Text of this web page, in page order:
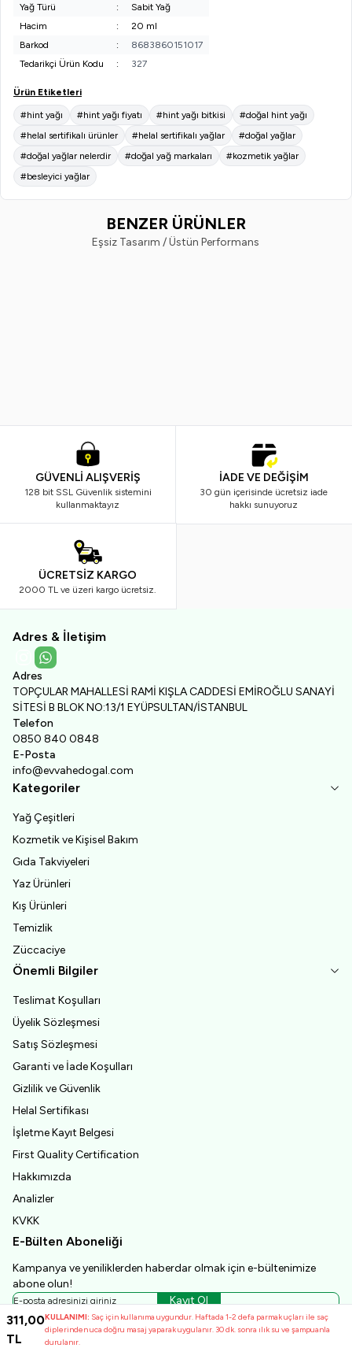
311,00
TL
KULLANIMI: Saç için kullanıma uygundur. Haftada 1-2 defa parmak uçları ile saç
diplerinden uca doğru masaj yaparak uygulanır. 30 dk. sonra ılık su ve şampuanla
durulanır.
Yağ Türü
:
Sabit Yağ
Hacim
:
20 ml
Barkod
:
8683860151017
Tedarikçi Ürün Kodu
: 327
Ürün Etiketleri
#hint yağı #hint yağı fiyatı #hint yağı bitkisi
#doğal hint yağı
#helal sertifikalı ürünler
#helal sertifikalı yağlar
#doğal yağlar
#doğal yağlar nelerdir
#doğal yağ markaları
#kozmetik yağlar
#besleyici yağlar
BENZER ÜRÜNLER
Eşsiz Tasarım / Üstün Performans
GÜVENLİ ALIŞVERİŞ
128 bit SSL Güvenlik sistemini
kullanmaktayız
İADE VE DEĞİŞİM
30 gün içerisinde ücretsiz iade
hakkı sunuyoruz
ÜCRETSİZ KARGO
2000 TL ve üzeri kargo ücretsiz.
Adres & İletişim
Adres
TOPÇULAR MAHALLESİ RAMİ KIŞLA CADDESİ EMİROĞLU SANAYİ
SİTESİ B BLOK NO:13/1 EYÜPSULTAN/İSTANBUL
Telefon
0850 840 0848
E-Posta
info@evvahedogal.com
Instagram
WhatsApp
Kategoriler
Yağ Çeşitleri
Kozmetik ve Kişisel Bakım
Gıda Takviyeleri
Yaz Ürünleri
Kış Ürünleri
Temizlik
Züccaciye
Önemli Bilgiler
Teslimat Koşulları
Üyelik Sözleşmesi
Satış Sözleşmesi
Garanti ve İade Koşulları
Gizlilik ve Güvenlik
Helal Sertifikası
İşletme Kayıt Belgesi
First Quality Certification
Hakkımızda
Analizler
KVKK
E-Bülten Aboneliği
Kampanya ve yeniliklerden haberdar olmak için e-bültenimize
abone olun!
Kayıt Ol
KVKK Sözleşmesi'niokudum, kabul ediyorum.